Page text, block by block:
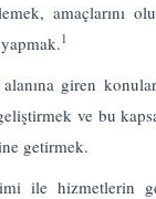
amaçlarını
1
giren
ve bu
getirmek.
ile hizmetlerin